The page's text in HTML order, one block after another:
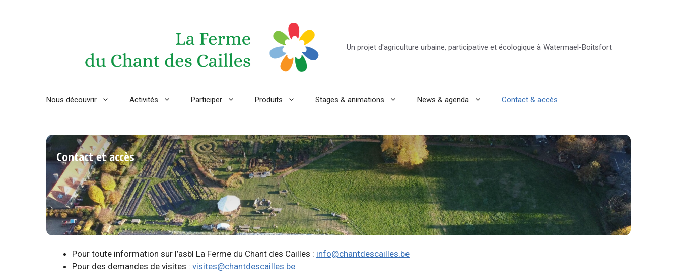
Un projet d'agriculture urbaine, participative et écologique à Watermael-Boitsfort
Nous découvrir Activités Participer Produits Stages & animations News & agenda Contact & accès
Contact et accès
Pour toute information sur l’asbl La Ferme du Chant des Cailles : info@chantdescailles.be
Pour des demandes de visites : visites@chantdescailles.be